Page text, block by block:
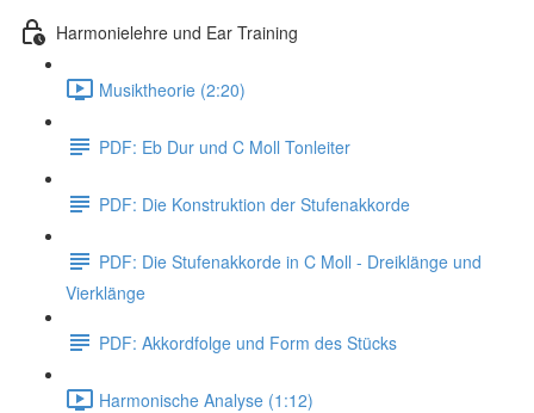
Harmonielehre und Ear Training
Musiktheorie (2:20)
PDF: Eb Dur und C Moll Tonleiter
PDF: Die Konstruktion der Stufenakkorde
PDF: Die Stufenakkorde in C Moll - Dreiklänge und
Vierklänge
PDF: Akkordfolge und Form des Stücks
Harmonische Analyse (1:12)